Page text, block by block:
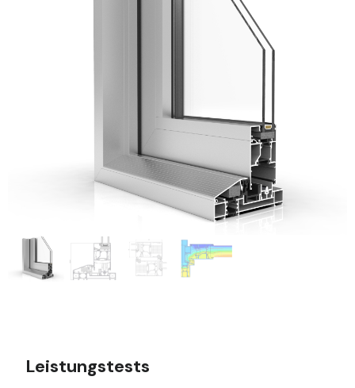
Leistungstests